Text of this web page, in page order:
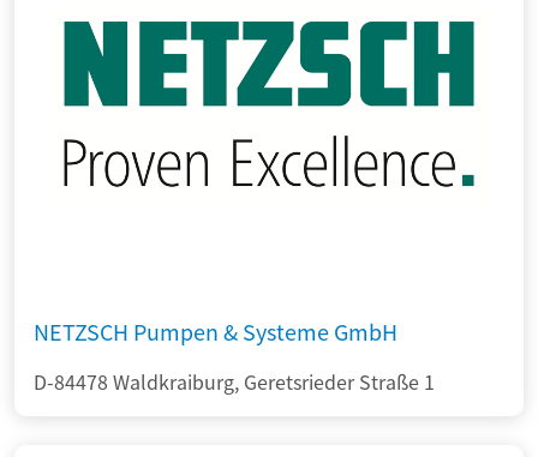
NETZSCH Pumpen & Systeme GmbH
D-84478 Waldkraiburg, Geretsrieder Straße 1